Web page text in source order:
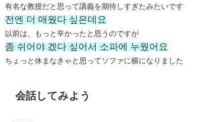
有名な教授だと思って講義を期待しすぎたみたいです
전엔 더 매웠다 싶은데요
以前は、もっと辛かったと思うのですが
좀 쉬어야 겠다 싶어서 소파에 누웠어요
ちょっと休まなきゃと思ってソファに横になりました
会話してみよう